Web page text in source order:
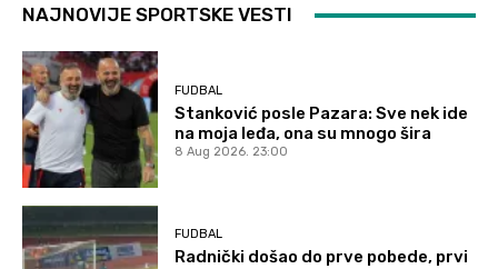
NAJNOVIJE SPORTSKE VESTI
FUDBAL
Stanković posle Pazara: Sve nek ide
na moja leđa, ona su mnogo šira
8 Aug 2026. 23:00
FUDBAL
Radnički došao do prve pobede, prvi